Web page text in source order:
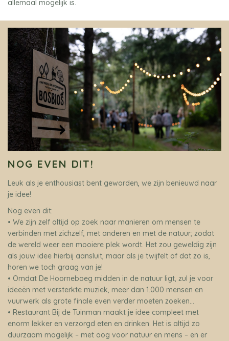
allemaal mogelijk is.
NOG EVEN DIT!
Leuk als je enthousiast bent geworden, we zijn benieuwd naar
je idee!
Nog even dit:
• We zijn zelf altijd op zoek naar manieren om mensen te
verbinden met zichzelf, met anderen en met de natuur; zodat
de wereld weer een mooiere plek wordt. Het zou geweldig zijn
als jouw idee hierbij aansluit, maar als je twijfelt of dat zo is,
horen we toch graag van je!
• Omdat De Hoorneboeg midden in de natuur ligt, zul je voor
ideeën met versterkte muziek, meer dan 1.000 mensen en
vuurwerk als grote finale even verder moeten zoeken…
• Restaurant Bij de Tuinman maakt je idee compleet met
enorm lekker en verzorgd eten en drinken. Het is altijd zo
duurzaam mogelijk – met oog voor natuur en mens – en er